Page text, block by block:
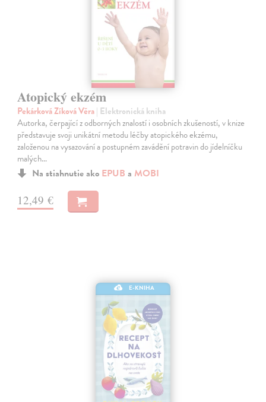
Atopický ekzém
Pekárková Zíková Věra| Elektronická kniha
Autorka, čerpající z odborných znalostí i osobních zkušeností, v knize
představuje svoji unikátní metodu léčby atopického ekzému,
založenou na vysazování a postupném zavádění potravin do jídelníčku
malých…
Na stiahnutie ako EPUB a MOBI
12,49 €
E-KNIHA